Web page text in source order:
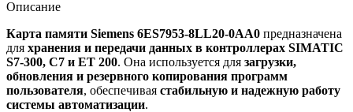
Описание
Карта памяти Siemens 6ES7953-8LL20-0AA0 предназначена
для хранения и передачи данных в контроллерах SIMATIC
S7-300, C7 и ET 200. Она используется для загрузки,
обновления и резервного копирования программ
пользователя, обеспечивая стабильную и надежную работу
системы автоматизации.